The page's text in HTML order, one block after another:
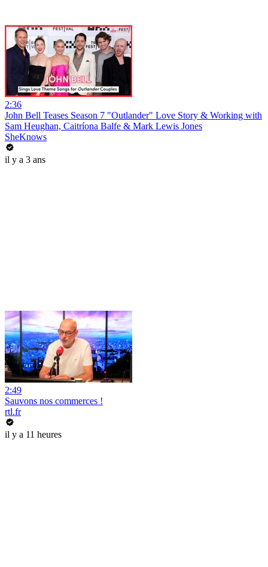
2:36
John Bell Teases Season 7 "Outlander" Love Story & Working with
Sam Heughan, Caitríona Balfe & Mark Lewis Jones
SheKnows
il y a 3 ans
2:49
Sauvons nos commerces !
rtl.fr
il y a 11 heures